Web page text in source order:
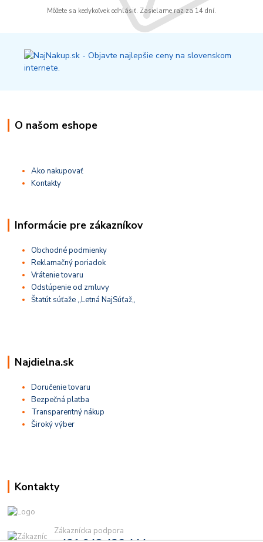
Môžete sa kedykoľvek odhlásiť. Zasielame raz za 14 dní.
O našom eshope
Ako nakupovať
Kontakty
Informácie pre zákazníkov
Obchodné podmienky
Reklamačný poriadok
Vrátenie tovaru
Odstúpenie od zmluvy
Štatút súťaže ,,Letná NajSúťaž,,
Najdielna.sk
Doručenie tovaru
Bezpečná platba
Transparentný nákup
Široký výber
Kontakty
Zákaznícka podpora